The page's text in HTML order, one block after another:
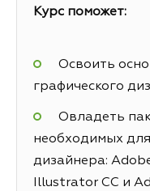
Курс поможет:
Освоить
графического
Овладеть
необходимых
дизайнера:
Illustrator CC и